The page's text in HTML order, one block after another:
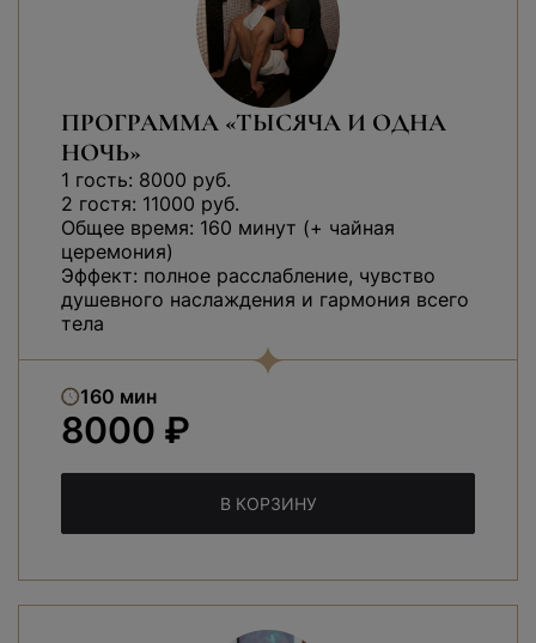
ПРОГРАММА «ТЫСЯЧА И ОДНА
НОЧЬ»
1 гость: 8000 руб.
2 гостя: 11000 руб.
Общее время: 160 минут (+ чайная
церемония)
Эффект: полное расслабление, чувство
душевного наслаждения и гармония всего
тела
160 мин
8000 ₽
В КОРЗИНУ